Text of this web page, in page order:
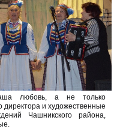
любовь, а не только
и художественные
Чашникского района,